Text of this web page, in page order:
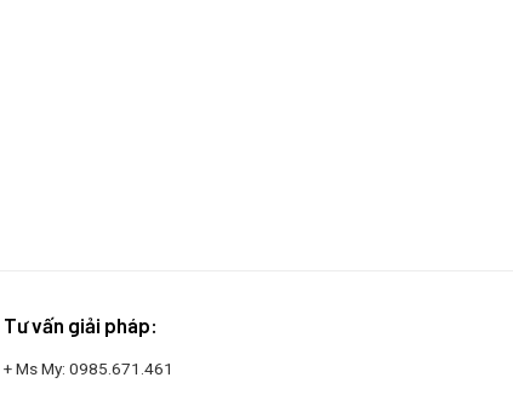
Tư vấn giải pháp:
+ Ms My: 0985.671.461